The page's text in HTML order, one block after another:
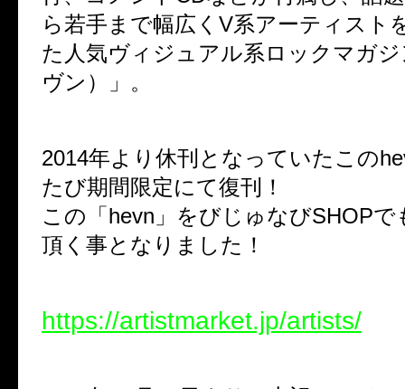
ら若手まで幅広くV系アーティスト
た人気ヴィジュアル系ロックマガ
ヴン）」。
2014年より休刊となっていたこの
たび期間限定にて復刊！
この「hevn」をびじゅなびSHOPで
頂く事となりました！
https://artistmarket.jp/artists/